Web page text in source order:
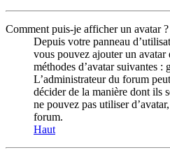
Comment puis-je afficher un avatar ?
Depuis votre panneau
vous pouvez ajouter un avatar
méthodes d’avatar suivantes :
L’administrateur du forum
décider de la manière dont ils
ne pouvez pas utiliser
forum.
Haut